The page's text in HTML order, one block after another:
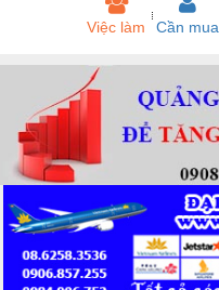
Việc làm Cần mua